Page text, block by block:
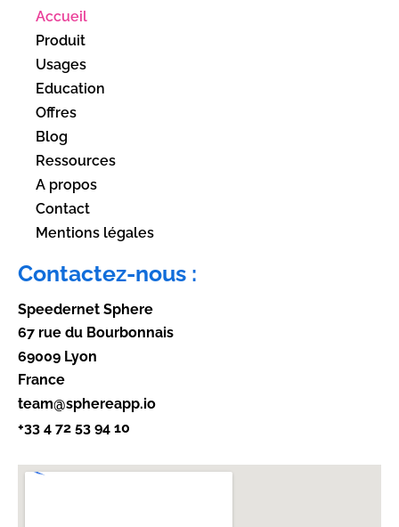
Accueil
Produit
Usages
Education
Offres
Blog
Ressources
A propos
Contact
Mentions légales
Contactez-nous :
Speedernet Sphere
67 rue du Bourbonnais
69009 Lyon
France
team@sphereapp.io
+33 4 72 53 94 10